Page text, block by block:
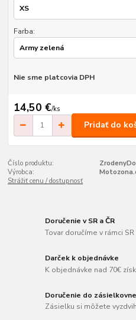
Farba:
Nie sme platcovia DPH
14,50 €/ks
Pridať do
Číslo produktu:
Výrobca:
Strážiť cenu / dostupnosť
Doručenie v SR a ČR
Tovar doručíme v rámci SR
Darček k objednávke
K objednávke nad 70€
Doručenie do zásielkovne
Zásielku si môžete